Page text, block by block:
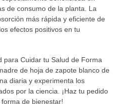
de consumo de la planta. La
más rápida y eficiente de
efectos positivos en tu
para Cuidar tu Salud de Forma
de hoja de zapote blanco de
diaria y experimenta los
por la ciencia. ¡Haz tu pedido
de bienestar!